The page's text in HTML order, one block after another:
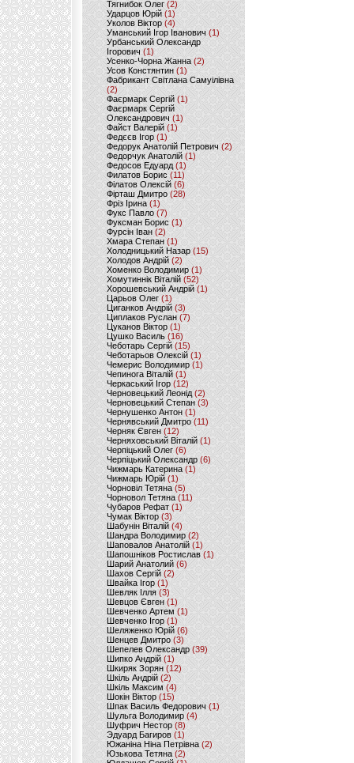
Тягнибок Олег (2)
Ударцов Юрій (1)
Уколов Віктор(4)
Уманський Ігор Іванович(1)
Урбанський Олександр
Ігорович (1)
Усенко-Чорна Жанна (2)
Усов Констянтин(1)
Фабрикант Світлана Самуілівна
(2)
Фаєрмарк Сергій(1)
Фаєрмарк Сергій
Олександрович (1)
Файст Валерій(1)
Федєєв Ігор (1)
Федорук Анатолій Петрович (2)
Федорчук Анатолій (1)
Федосов Едуард (1)
Филатов Борис (11)
Філатов Олексій (6)
Фірташ Дмитро (28)
Фріз Ірина (1)
Фукс Павло (7)
Фуксман Борис (1)
Фурсін Іван (2)
Хмара Степан(1)
Холодницький Назар(15)
Холодов Андрій (2)
Хоменко Володимир (1)
Хомутиннік Віталій (52)
Хорошевський Андрій (1)
Царьов Олег (1)
Циганков Андрій (3)
Циплаков Руслан(7)
Цуканов Віктор (1)
Цушко Василь (16)
Чеботарь Сергій (15)
Чеботарьов Олексій (1)
Чемерис Володимир (1)
Чепинога Віталій (1)
Черкаський Ігор (12)
Черновецький Леонід(2)
Черновецький Степан (3)
Чернушенко Антон (1)
Чернявський Дмитро(11)
Черняк Євген(12)
Черняховський Віталій (1)
Черпіцький Олег (6)
Черпіцький Олександр (6)
Чижмарь Катерина (1)
Чижмарь Юрій (1)
Чорновіл Тетяна (5)
Чорновол Тетяна (11)
Чубаров Рефат (1)
Чумак Віктор(3)
Шабунін Віталій (4)
Шандра Володимир (2)
Шаповалов Анатолій(1)
Шапошніков Ростислав(1)
Шарий Анатолий(6)
Шахов Сергій(2)
Швайка Ігор (1)
Шевляк Ілля (3)
Шевцов Євген (1)
Шевченко Артем(1)
Шевченко Ігор(1)
Шеляженко Юрій (6)
Шенцев Дмитро (3)
Шепелев Олександр (39)
Шипко Андрій(1)
Шкиряк Зорян(12)
Шкіль Андрій(2)
Шкіль Максим (4)
Шокін Віктор (15)
Шпак Василь Федорович (1)
Шульга Володимир (4)
Шуфрич Нестор(8)
Эдуард Багиров (1)
Южаніна Ніна Петрівна (2)
Юзькова Тетяна(2)